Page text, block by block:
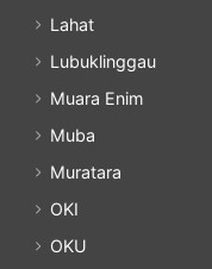
Lahat
Lubuklinggau
Muara Enim
Muba
Muratara
OKI
OKU